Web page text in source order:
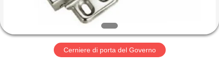
GIRO
Cerniere di porta del Governo